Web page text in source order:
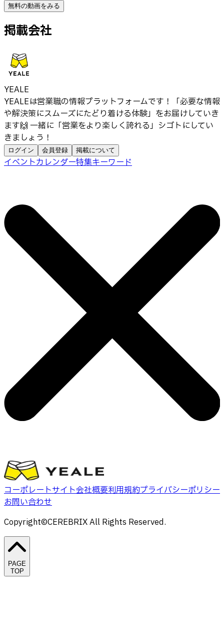
無料の動画をみる
掲載会社
YEALE
YEALEは営業職の情報プラットフォームです！「必要な情報
や解決策にスムーズにたどり着ける体験」をお届けしていき
ます🙌 一緒に「営業をより楽しく誇れる」シゴトにしてい
きましょう！
ログイン 会員登録 掲載について
イベントカレンダー特集キーワード
コーポレートサイト会社概要利用規約プライバシーポリシー
お問い合わせ
Copyright©CEREBRIX All Rights Reserved.
PAGE
TOP